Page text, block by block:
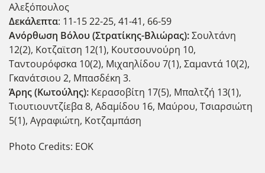
Αλεξόπουλος
Δεκάλεπτα: 11-15 22-25, 41-41, 66-59
Ανόρθωση Βόλου (Στρατίκης-Βλιώρας):Σουλτάνη
12(2), Κοτζαϊτση 12(1), Κουτσουνούρη 10,
Ταντουρόφσκα 10(2), Μιχαηλίδου 7(1), Σαμαντά 10(2),
Γκανάτσιου 2, Μπασδέκη 3.
Άρης (Κωτούλης): Κερασοβίτη 17(5), Μπαλτζή 13(1),
Τιουτιουντζίεβα 8, Αδαμίδου 16, Μαύρου, Τσιαρσιώτη
5(1), Αγραφιώτη, Κοτζαμπάση
Photo Credits: EOK